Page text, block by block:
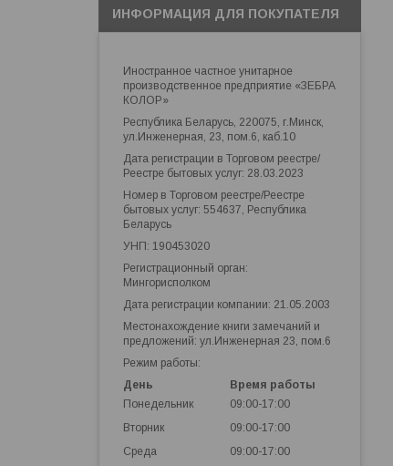
ИНФОРМАЦИЯ ДЛЯ ПОКУПАТЕЛЯ
Иностранное частное унитарное
производственное предприятие «ЗЕБРА
КОЛОР»
Республика Беларусь, 220075, г.Минск,
ул.Инженерная, 23, пом.6, каб.10
Дата регистрации в Торговом реестре/
Реестре бытовых услуг: 28.03.2023
Номер в Торговом реестре/Реестре
бытовых услуг: 554637, Республика
Беларусь
УНП: 190453020
Регистрационный орган:
Мингорисполком
Дата регистрации компании: 21.05.2003
Местонахождение книги замечаний и
предложений: ул.Инженерная 23, пом.6
Режим работы:
День
Время работы
Понедельник
09:00-17:00
Вторник
09:00-17:00
Среда
09:00-17:00